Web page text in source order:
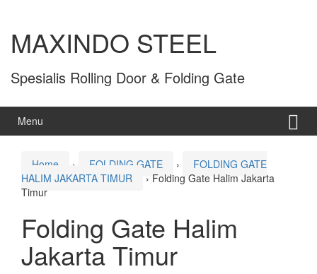
MAXINDO STEEL
Spesialis Rolling Door & Folding Gate
Menu
Home › FOLDING GATE ›
FOLDING GATE
HALIM JAKARTA TIMUR
› Folding Gate Halim Jakarta
Timur
Folding Gate Halim
Jakarta Timur